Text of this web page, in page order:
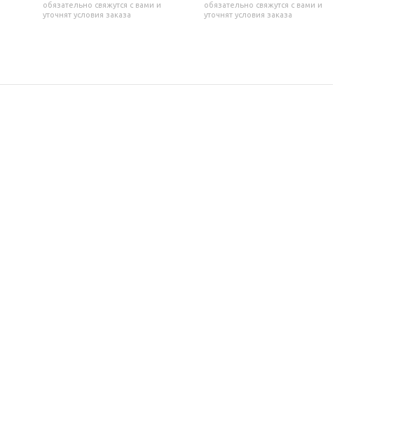
обязательно свяжутся с вами и
уточнят условия заказа
обязательно свяжутся с вами и
уточнят условия заказа